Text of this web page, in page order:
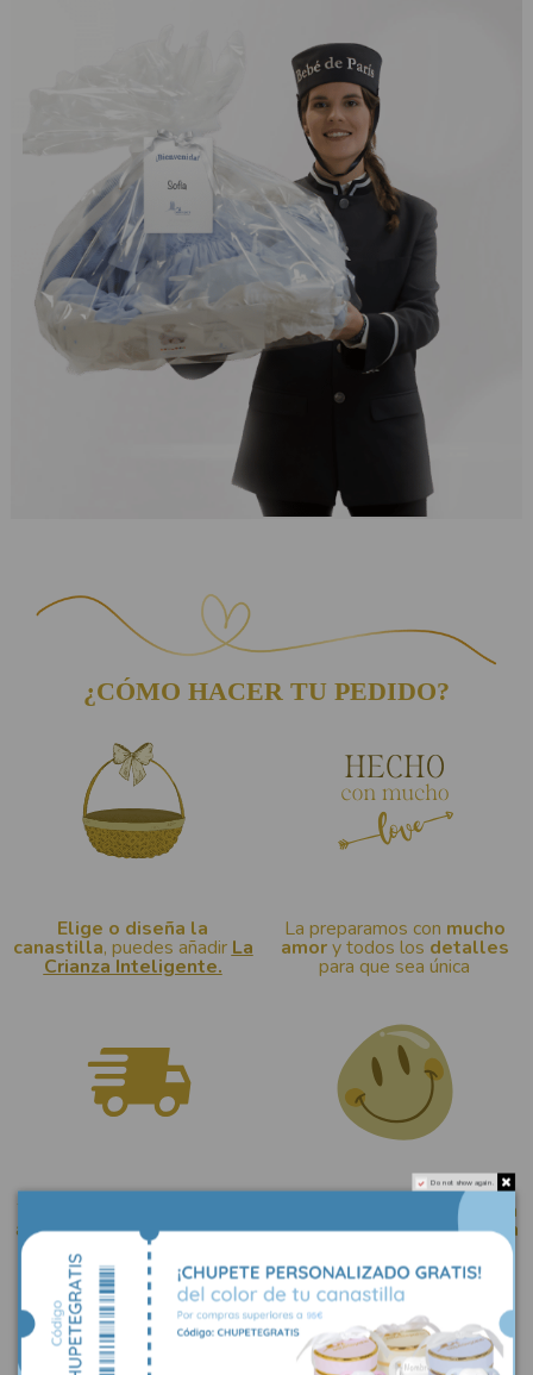
¿CÓMO HACER TU PEDIDO?
Elige o diseña la
canastilla, puedes añadir La
Crianza Inteligente.
La preparamos con mucho
amory todos los detalles
para que sea única
Te la
a casa o al hospital para dar la
bienvenida
Espera a hacer muy feliz a una
familia, nuestrosregalos son
Do not show again.